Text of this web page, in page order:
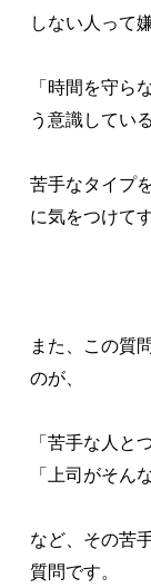
しない人って
「時間を守ら
う意識してい
苦手なタイプ
に気をつけて
また、この質
のが、
「苦手な人と
「上司がそん
など、その苦
質問です。